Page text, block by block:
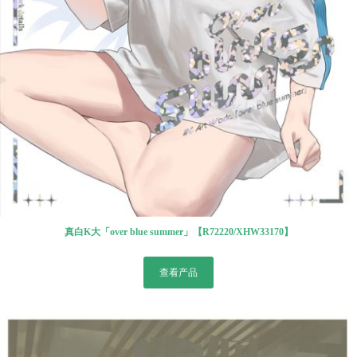
真白K大「over blue summer」【R72220/XHW33170】
查看产品